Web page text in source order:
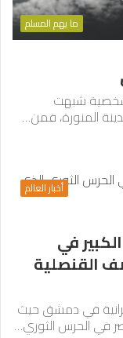
ما يهم المسلم
شخصية شبهت
المنورة، فمن…
أخبار العالم
في
القنصلية
في دمشق حيث